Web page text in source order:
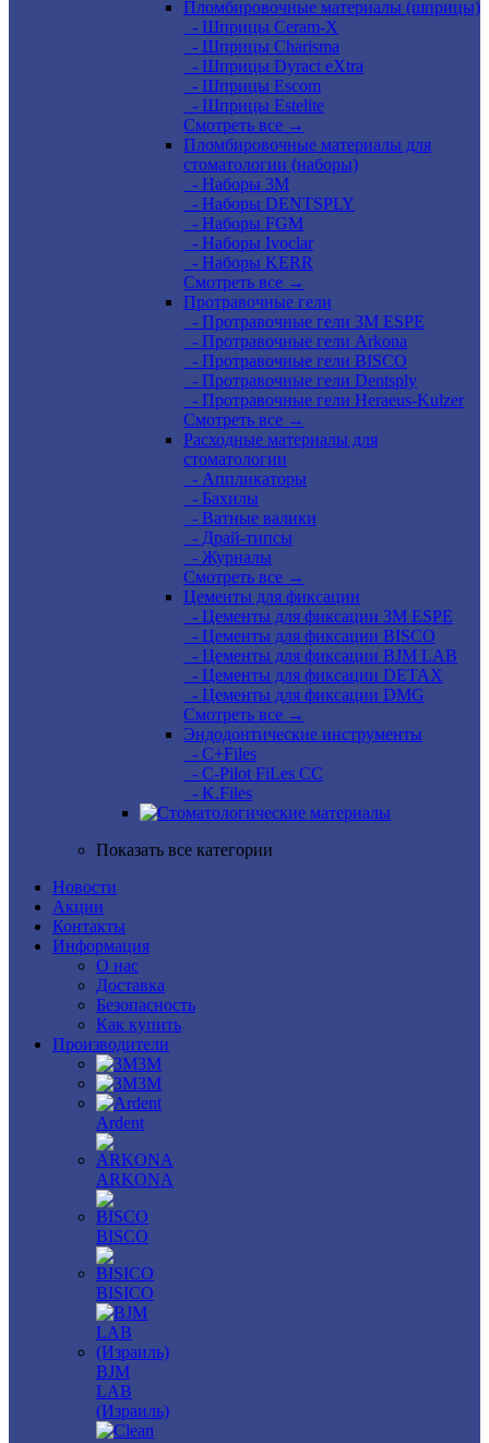
Пломбировочные материалы (шприцы)
- Шприцы Ceram-X
- Шприцы Charisma
- Шприцы Dyract eXtra
- Шприцы Escom
- Шприцы Estelite
Смотреть все →
Пломбировочные материалы для
стоматологии (наборы)
- Наборы 3М
- Наборы DENTSPLY
- Наборы FGM
- Наборы Ivoclar
- Наборы KERR
Смотреть все →
Протравочные гели
- Протравочные гели 3М ESPE
- Протравочные гели Arkona
- Протравочные гели BISCO
- Протравочные гели Dentsply
- Протравочные гели Heraeus-Kulzer
Смотреть все →
Расходные материалы для
стоматологии
- Аппликаторы
- Бахилы
- Ватные валики
- Драй-типсы
- Журналы
Смотреть все →
Цементы для фиксации
- Цементы для фиксации 3M ESPE
- Цементы для фиксации BISCO
- Цементы для фиксации BJM LAB
- Цементы для фиксации DETAX
- Цементы для фиксации DMG
Смотреть все →
Эндодонтические инструменты
- C+Files
- C-Pilot FiLes CC
- K.Files
Показать все категории
Новости
Акции
Контакты
Информация
О нас
Доставка
Безопасность
Как купить
Производители
3M
3М
Ardent
ARKONA
BISCO
BISICO
BJM
LAB
(Израиль)